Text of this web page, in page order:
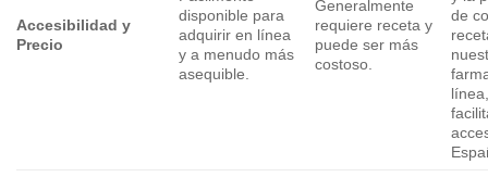
Accesibilidad y
Precio
disponible para
adquirir en línea
y a menudo más
asequible.
Generalmente
requiere receta y
puede ser más
costoso.
de